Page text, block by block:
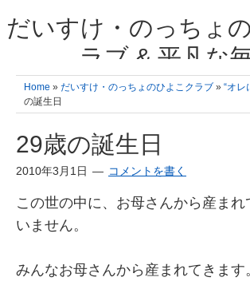
だいすけ・のっちょ
ラブ & 平凡な
我が家の3人のひよこ成長日記と雑記 何十年後か
こ達とこの成長記を読み返すことを夢見て。& 3
の楽しいこと、便利グッズの
Home » だいすけ・のっちょのひよこクラブ » “オレ
の誕生日
29歳の誕生日
2010年3月1日 コメントを書く
この世の中に、お母さんから産まれ
いません。
みんなお母さんから産まれてきます